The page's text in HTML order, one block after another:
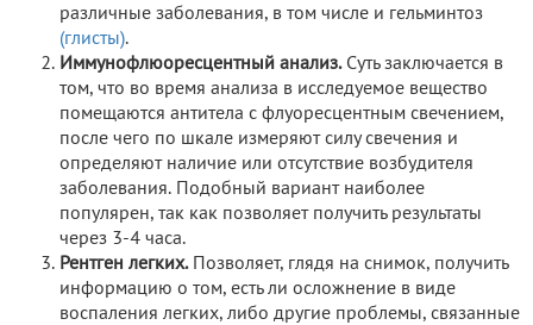
различные заболевания, в том числе и гельминтоз
(глисты).
Иммунофлюоресцентный анализ.Суть заключается в
том, что во время анализа в исследуемое вещество
помещаются антитела с флуоресцентным свечением,
после чего по шкале измеряют силу свечения и
определяют наличие или отсутствие возбудителя
заболевания. Подобный вариант наиболее
популярен, так как позволяет получить результаты
через 3-4 часа.
Рентген легких.Позволяет, глядя на снимок, получить
информацию о том, есть ли осложнение в виде
воспаления легких, либо другие проблемы, связанные